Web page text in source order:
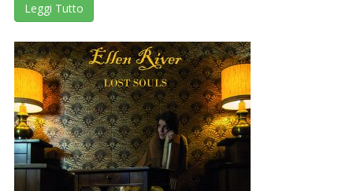
Leggi Tutto